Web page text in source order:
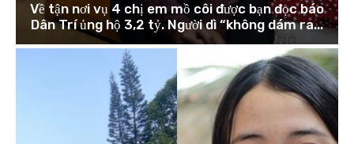
Về tận nơi vụ 4 chị em mồ côi được bạn đọc báo
Dân Trí ủng hộ 3,2 tỷ. Người dì “không dám ra...